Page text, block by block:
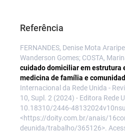
Referência
FERNANDES, Denise Mota
Wanderson Gomes; COSTA,
cuidado domiciliar em estrutura
medicina de família e
Internacional da Rede Unida -
10, Supl. 2 (2024) - Editora Rede
10.18310/2446-
<https://doity.com.br/anais/
deunida/trabalho/365126>.